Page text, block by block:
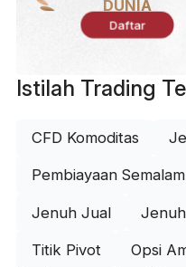
DUNIA
Daftar
Istilah Trading
CFD Komoditas
Pembiayaan Semalam
Jenuh Jual
Titik Pivot Opsi